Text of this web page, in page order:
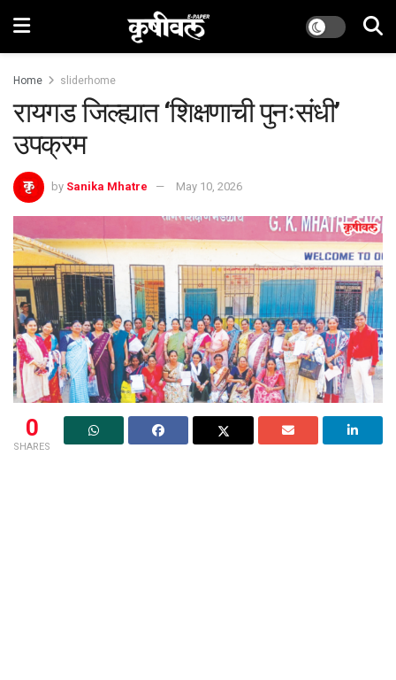
Home sliderhome
रायगड जिल्ह्यात ‌‘शिक्षणाची पुनःसंधी’
उपक्रम
by Sanika Mhatre May 10, 2026
0
SHARES